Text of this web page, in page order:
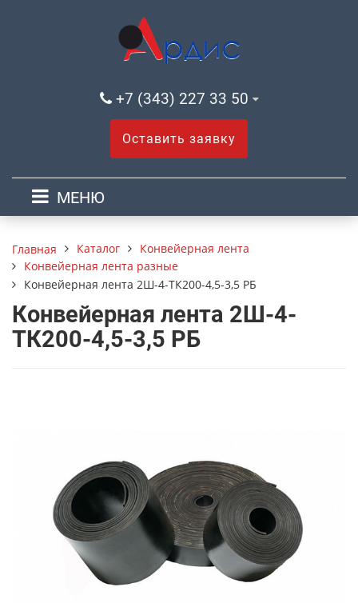
+7 (343) 227 33 50
Оставить заявку
МЕНЮ
Главная Каталог
Конвейерная лента
Конвейерная лента разные
Конвейерная лента 2Ш-4-ТК200-4,5-3,5 РБ
Конвейерная лента 2Ш-4-
ТК200-4,5-3,5 РБ